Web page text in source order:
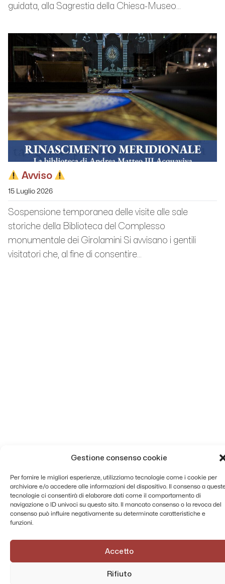
Gestione consenso cookie
Per fornire le migliori esperienze, utilizziamo tecnologie come i cookie per
archiviare e/o accedere alle informazioni del dispositivo. Il consenso a
tecnologie ci consentirà di elaborare dati come il comportamento di
navigazione o ID univoci su questo sito. Il mancato consenso o la revoca del
consenso può influire negativamente su determinate caratteristiche e
funzioni.
Accetto
Rifiuto
guidata, alla Sagrestia della Chiesa-Museo...
Avviso
15 Luglio 2026
Sospensione temporanea delle visite alle sale
storiche della Biblioteca del Complesso
monumentale dei Girolamini Si avvisano i gentili
visitatori che, al fine di consentire...